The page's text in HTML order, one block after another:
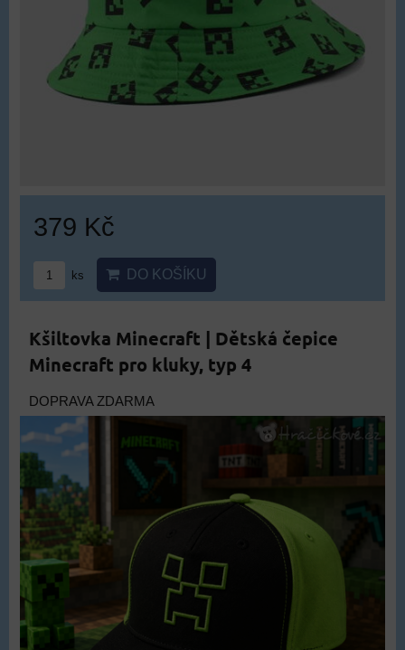
379 Kč
ks DO KOŠÍKU
Kšiltovka Minecraft | Dětská čepice
Minecraft pro kluky, typ 4
DOPRAVA ZDARMA